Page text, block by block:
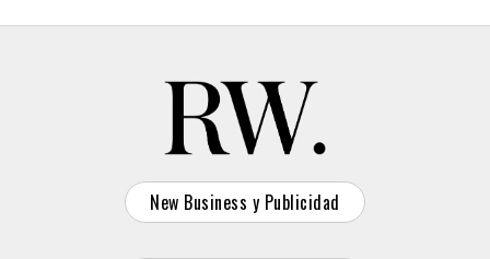
New Business y Publicidad